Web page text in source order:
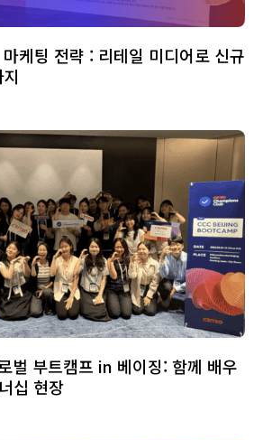
케팅 전략 : 리테일 미디어로 신규
벌 부트캠프 in 베이징: 함께 배우
십 현장